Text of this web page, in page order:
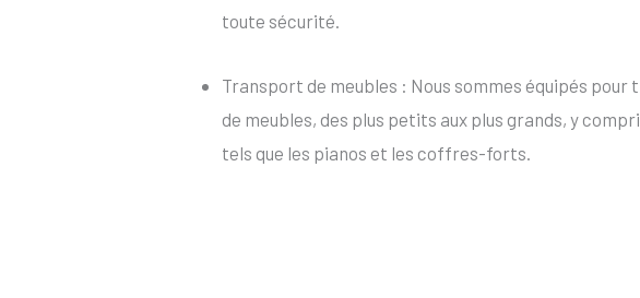
toute sécurité.
Transport de meubles : Nous sommes équipés
de meubles, des plus petits aux plus grands, y
tels que les pianos et les coffres-forts.